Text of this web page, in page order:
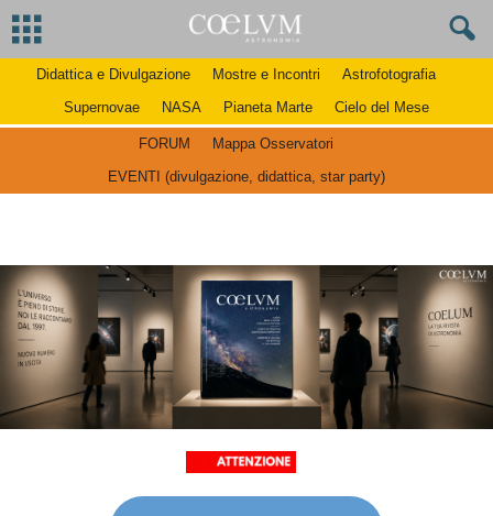
Didattica e Divulgazione Mostre e Incontri
Astrofotografia
Supernovae
NASA Pianeta Marte Cielo del Mese
FORUM
Mappa Osservatori
EVENTI (divulgazione, didattica, star party)